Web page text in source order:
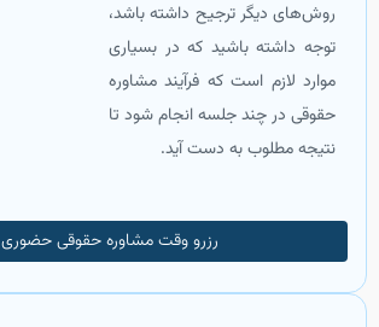
روش‌های دیگر ترجیح داشته باشد،
توجه داشته باشید که در بسیاری
موارد لازم است که فرآیند مشاوره
حقوقی در چند جلسه انجام شود تا
نتیجه مطلوب به دست آید.
رزرو وقت مشاوره حقوقی حضوری